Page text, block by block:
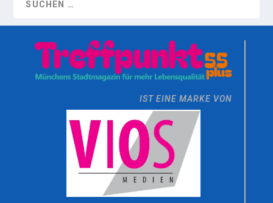
IST EINE MARKE VON